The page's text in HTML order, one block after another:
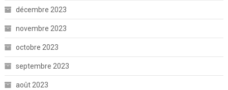
décembre 2023
novembre 2023
octobre 2023
septembre 2023
août 2023